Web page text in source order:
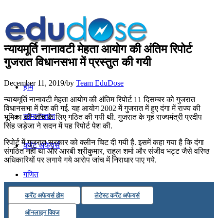
होम
सामान्यज्ञान
करेंट अफेयर्स
गणित
तर्कशक्ति
न्‍यायमूर्ति नानावटी मेहता आयोग की अंतिम रिपोर्ट
गुजरात विधानसभा में प्रस्तुत की गयी
December 11, 2019/by Team EduDose
न्‍यायमूर्ति नानावटी मेहता आयोग की अंतिम रिपोर्ट 11 दिसम्बर को गुजरात
विधानसभा में पेश की गई. यह आयोग 2002 में गुजरात में हुए दंगा में राज्य की
भूमिका की जाँच के लिए गठित की गयी थी. गुजरात के गृह राज्‍यमंत्री प्रदीप
सिंह जड़ेजा ने सदन में यह रिपोर्ट पेश की.
रिपोर्ट में गुजरात सरकार को क्‍लीन चिट दी गयी है. इसमें कहा गया है कि दंगा
संगठित नहीं था और आरबी श्रीकुमार, राहुल शर्मा और संजीव भट्ट जैसे वरिष्‍ठ
अधिकारियों पर लगाये गये आरोप जांच में निराधार पाए गये.
कर्रेंट अफेयर्स होम लेटेस्ट कर्रेंट अफेयर्स
ऑनलाइन क्विज